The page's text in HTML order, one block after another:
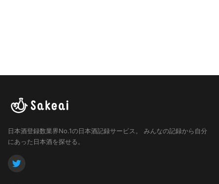
日本酒登録数業界No.1の日本酒記録サービス。
みんなの記録から自分
にあった日本酒を探せる。